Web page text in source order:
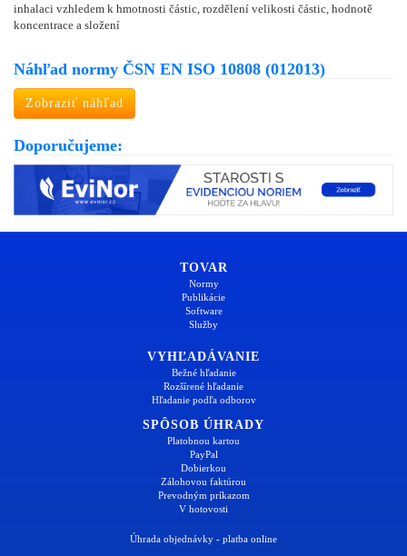
inhalaci vzhledem k hmotnosti částic, rozdělení velikosti částic, hodnotě
koncentrace a složení
Náhľad normy ČSN EN ISO 10808 (012013)
Zobraziť náhľad
Doporučujeme:
TOVAR
Normy
Publikácie
Software
Služby
VYHĽADÁVANIE
Bežné hľadanie
Rozšírené hľadanie
Hľadanie podľa odborov
SPÔSOB ÚHRADY
Platobnou kartou
PayPal
Dobierkou
Zálohovou faktúrou
Prevodným príkazom
V hotovosti
Úhrada objednávky - platba online